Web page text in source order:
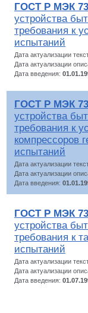
ГОСТ Р МЭК
устройства
требования к
испытаний
Дата актуализации
Дата актуализации
Дата введения:
ГОСТ Р МЭК
устройства
требования к
компрессоров
испытаний
Дата актуализации
Дата актуализации
Дата введения:
ГОСТ Р МЭК
устройства
требования к
испытаний
Дата актуализации
Дата актуализации
Дата введения: